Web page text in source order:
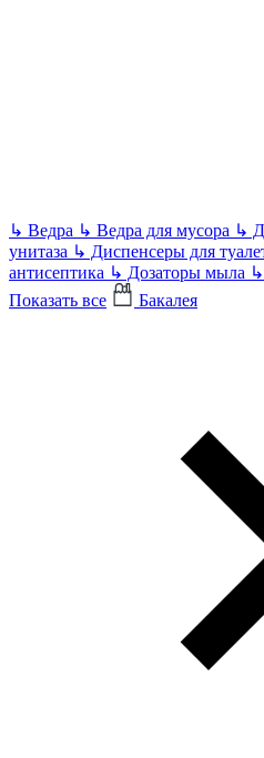
↳ Ведра ↳ Ведра для мусора ↳
унитаза ↳ Диспенсеры для
антисептика ↳ Дозаторы мыла ↳
Показать все
Бакалея